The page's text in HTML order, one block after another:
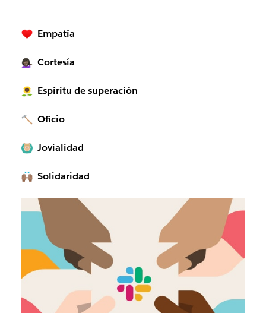
Empatía
Cortesía
Espíritu de superación
Oficio
Jovialidad
Solidaridad